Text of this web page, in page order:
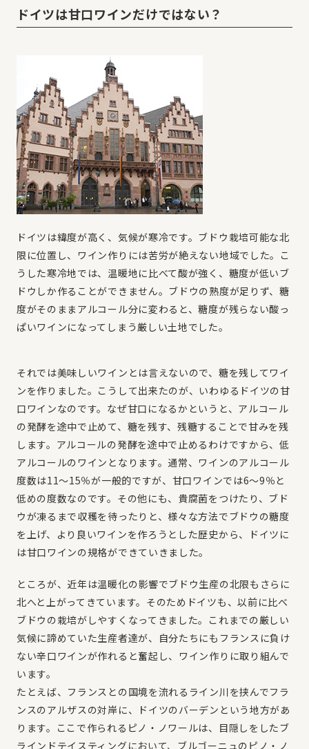
ドイツは甘口ワインだけではない？
ドイツは緯度が高く、気候が寒冷です。ブドウ栽培可能な北
限に位置し、ワイン作りには苦労が絶えない地域でした。こ
うした寒冷地では、温暖地に比べて酸が強く、糖度が低いブ
ドウしか作ることができません。ブドウの熟度が足りず、糖
度がそのままアルコール分に変わると、糖度が残らない酸っ
ぱいワインになってしまう厳しい土地でした。
それでは美味しいワインとは言えないので、糖を残してワイ
ンを作りました。こうして出来たのが、いわゆるドイツの甘
口ワインなのです。なぜ甘口になるかというと、アルコール
の発酵を途中で止めて、糖を残す、残糖することで甘みを残
します。アルコールの発酵を途中で止めるわけですから、低
アルコールのワインとなります。通常、ワインのアルコール
度数は11〜15％が一般的ですが、甘口ワインでは6〜9％と
低めの度数なのです。その他にも、貴腐菌をつけたり、ブド
ウが凍るまで収穫を待ったりと、様々な方法でブドウの糖度
を上げ、より良いワインを作ろうとした歴史から、ドイツに
は甘口ワインの規格ができていきました。
ところが、近年は温暖化の影響でブドウ生産の北限もさらに
北へと上がってきています。そのためドイツも、以前に比べ
ブドウの栽培がしやすくなってきました。これまでの厳しい
気候に諦めていた生産者達が、自分たちにもフランスに負け
ない辛口ワインが作れると奮起し、ワイン作りに取り組んで
います。
たとえば、フランスとの国境を流れるライン川を挟んでフラ
ンスのアルザスの対岸に、ドイツのバーデンという地方があ
ります。ここで作られるピノ・ノワールは、目隠しをしたブ
ラインドテイスティングにおいて、ブルゴーニュのピノ・ノ